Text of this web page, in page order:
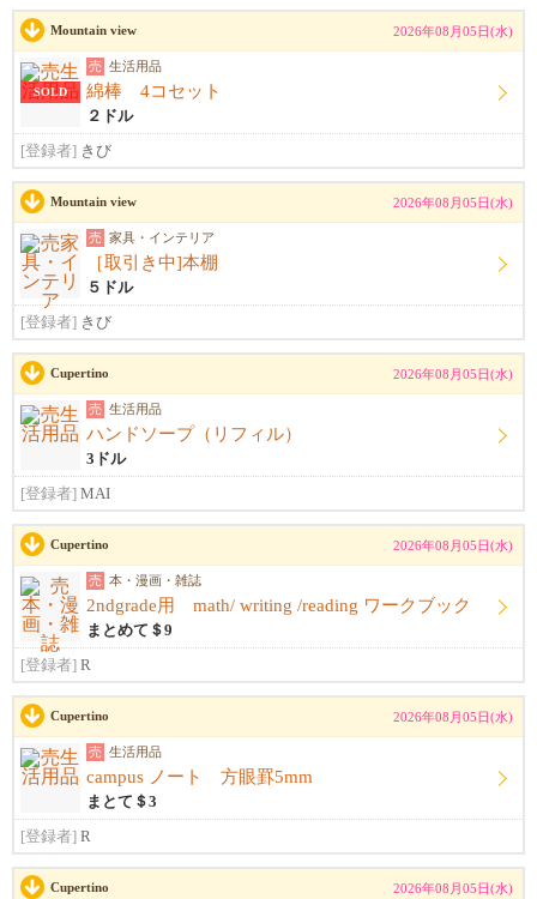
Mountain view 2026年08月05日(水)
SOLD
売 生活用品
綿棒 4コセット
２ドル
[登録者] きび
Mountain view 2026年08月05日(水)
売 家具・インテリア
［取引き中]本棚
５ドル
[登録者] きび
Cupertino 2026年08月05日(水)
売 生活用品
ハンドソープ（リフィル）
3ドル
[登録者] MAI
Cupertino 2026年08月05日(水)
売 本・漫画・雑誌
2ndgrade用 math/ writing /reading ワークブック
まとめて＄9
[登録者] R
Cupertino 2026年08月05日(水)
売 生活用品
campus ノート 方眼罫5mm
まとて＄3
[登録者] R
Cupertino 2026年08月05日(水)